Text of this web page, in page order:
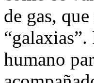
de gas,
humano